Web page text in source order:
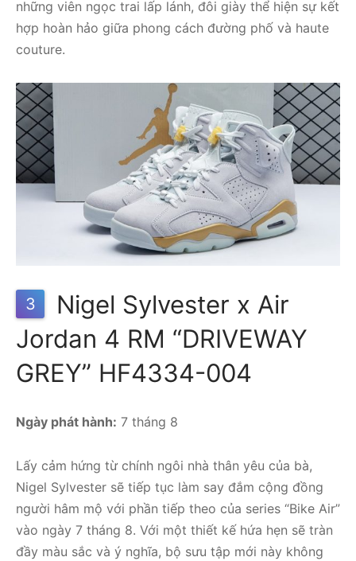
những viên ngọc trai lấp lánh, đôi giày thể hiện sự kết
hợp hoàn hảo giữa phong cách đường phố và haute
couture.
3
Nigel Sylvester x Air
Jordan 4 RM “DRIVEWAY
GREY” HF4334-004
Ngày phát hành: 7 tháng 8
Lấy cảm hứng từ chính ngôi nhà thân yêu của bà,
Nigel Sylvester sẽ tiếp tục làm say đắm cộng đồng
người hâm mộ với phần tiếp theo của series “Bike Air”
vào ngày 7 tháng 8. Với một thiết kế hứa hẹn sẽ tràn
đầy màu sắc và ý nghĩa, bộ sưu tập mới này không